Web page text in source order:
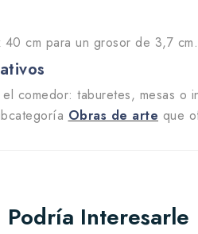
cm para un grosor de 3,7
taburetes, mesas o
Obras de arte que
Podría Interesarle